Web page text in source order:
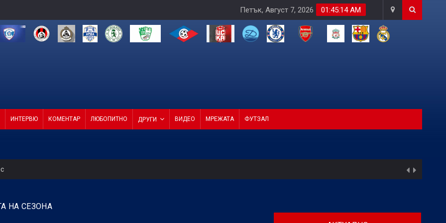
01:45:16 AM
Петък, Август 7, 2026
ИНТЕРВЮ КОМЕНТАР ЛЮБОПИТНО ДРУГИ ВИДЕО МРЕЖАТА ФУТЗАЛ
смачка Макаби с 3:0! (ВИДЕО)
НА СЕЗОНА